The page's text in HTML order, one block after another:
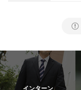
インターン